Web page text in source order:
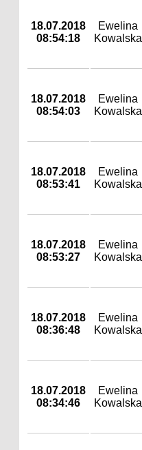
18.07.2018
08:54:18
Ewelina
Kowalska
18.07.2018
08:54:03
Ewelina
Kowalska
18.07.2018
08:53:41
Ewelina
Kowalska
18.07.2018
08:53:27
Ewelina
Kowalska
18.07.2018
08:36:48
Ewelina
Kowalska
18.07.2018
08:34:46
Ewelina
Kowalska